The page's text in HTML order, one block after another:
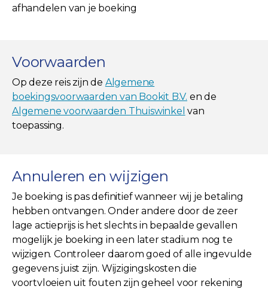
afhandelen van je boeking
Voorwaarden
Op deze reis zijn de Algemene
boekingsvoorwaarden van Bookit B.V. en de
Algemene voorwaarden Thuiswinkel van
toepassing.
Annuleren en wijzigen
Je boeking is pas definitief wanneer wij je betaling
hebben ontvangen. Onder andere door de zeer
lage actieprijs is het slechts in bepaalde gevallen
mogelijk je boeking in een later stadium nog te
wijzigen. Controleer daarom goed of alle ingevulde
gegevens juist zijn. Wijzigingskosten die
voortvloeien uit fouten zijn geheel voor rekening